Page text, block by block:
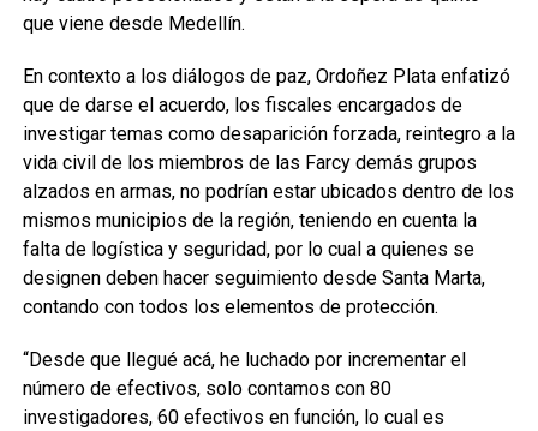
que viene desde Medellín.
En contexto a los diálogos de paz, Ordoñez Plata enfatizó
que de darse el acuerdo, los fiscales encargados de
investigar temas como desaparición forzada, reintegro a la
vida civil de los miembros de las Farcy demás grupos
alzados en armas, no podrían estar ubicados dentro de los
mismos municipios de la región, teniendo en cuenta la
falta de logística y seguridad, por lo cual a quienes se
designen deben hacer seguimiento desde Santa Marta,
contando con todos los elementos de protección.
“Desde que llegué acá, he luchado por incrementar el
número de efectivos, solo contamos con 80
investigadores, 60 efectivos en función, lo cual es